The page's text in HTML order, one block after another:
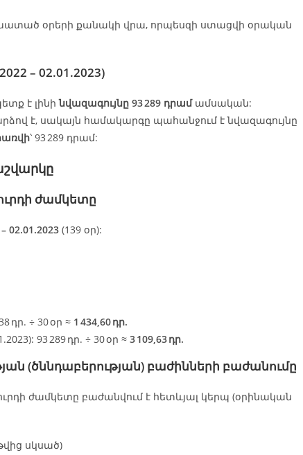
օրերի քանակի վրա, որպեսզի ստացվի օրական
– 02.01.2023)
է լինինվազագույնը 93 289 դրամամսական:
է, սակայն համակարգը պահանջում է նվազագույնը
՝ 93 289 դրամ:
ժամկետը
02.01.2023 (139 օր):
դր. ÷ 30 օր ≈ 1 434,60 դր.
93 289 դր. ÷ 30 օր ≈ 3 109,63 դր.
(ծննդաբերության) բաժինների բաժանումը
ժամկետը բաժանվում է հետևյալ կերպ (օրինական
սկսած)